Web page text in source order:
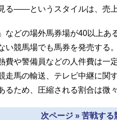
る――というスタイルは、売
どの場外馬券場が40以上あ
い競馬場でも馬券を発売する
費や警備員などの人件費は一
走馬の輸送、テレビ中継に関
るため、圧縮される割合は微
次ページ » 苦戦する